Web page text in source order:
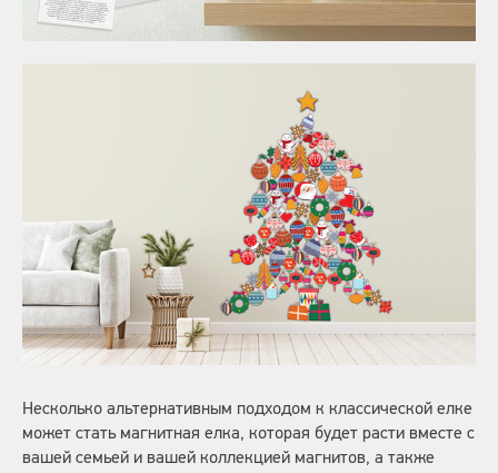
Несколько альтернативным подходом к классической елке
может стать магнитная елка, которая будет расти вместе с
вашей семьей и вашей коллекцией магнитов, а также